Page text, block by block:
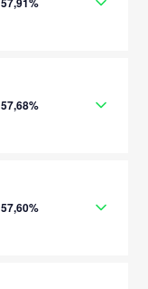
57,68%
57,60%